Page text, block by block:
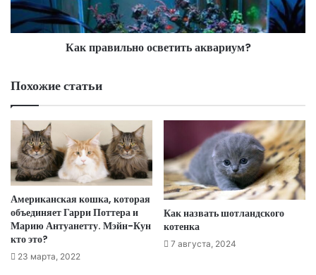
Как правильно осветить аквариум?
Похожие статьи
Американская кошка, которая
объединяет Гарри Поттера и
Марию Антуанетту. Мэйн-Кун
кто это?
23 марта, 2022
Как назвать шотландского
котенка
7 августа, 2024